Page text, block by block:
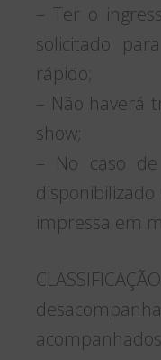
– Ter o
solicitado
rápido;
– Não haverá
show;
– No caso
impressa em